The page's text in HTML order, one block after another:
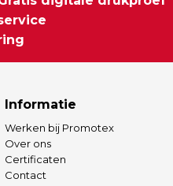
Informatie
Werken bij Promotex
Over ons
Certificaten
Contact